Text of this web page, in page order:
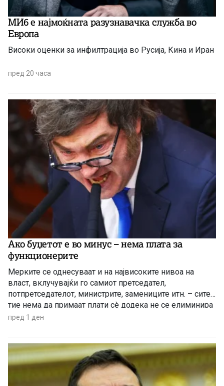
МИ6 е најмоќната разузнавачка служба во
Европа
Високи оценки за инфилтрација во Русија, Кина и Иран
пред 20 часа
Ако буџетот е во минус – нема плата за
функционерите
Мерките се однесуваат и на највисоките нивоа на
власт, вклучувајќи го самиот претседател,
потпретседателот, министрите, замениците итн. – сите
тие нема да примаат плати сè додека не се елиминира
буџетскиот дефицит
пред 1 ден